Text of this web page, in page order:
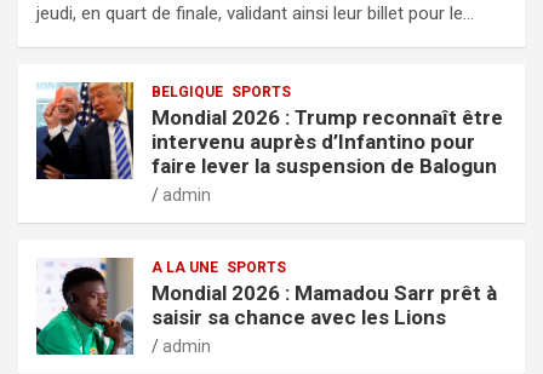
jeudi, en quart de finale, validant ainsi leur billet pour le…
BELGIQUE SPORTS
Mondial 2026 : Trump reconnaît être
intervenu auprès d’Infantino pour
faire lever la suspension de Balogun
admin
A LA UNE SPORTS
Mondial 2026 : Mamadou Sarr prêt à
saisir sa chance avec les Lions
admin